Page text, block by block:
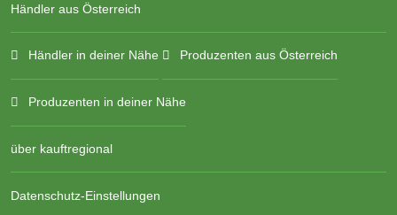
Händler aus Österreich
Händler in deiner Nähe Produzenten aus Österreich
Produzenten in deiner Nähe
über kauftregional
Datenschutz-Einstellungen